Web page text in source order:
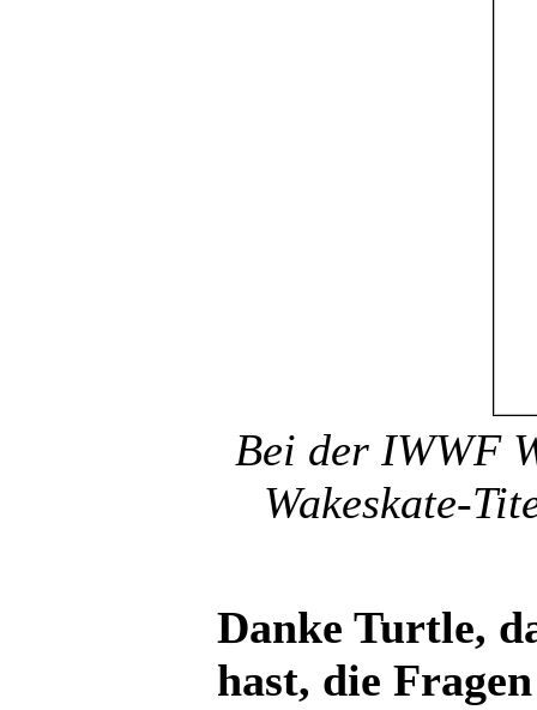
Bei der IWWF
Wakeskate-
Danke Turtle,
hast, die